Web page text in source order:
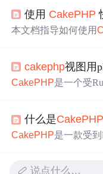
使用 CakePHP
本文档指导如何使用
cakephp视图用
CakePHP是一个受
应用程序Scaffolding
让开发者能高效、灵
什么是CakePHP
CakePHP是一款受到
说点什么…